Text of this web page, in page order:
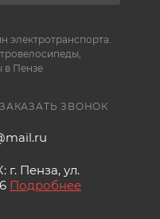
электротранспорта.
в Пензе
ЗАКАЗАТЬ ЗВОНОК
Пенза, ул.
Подробнее